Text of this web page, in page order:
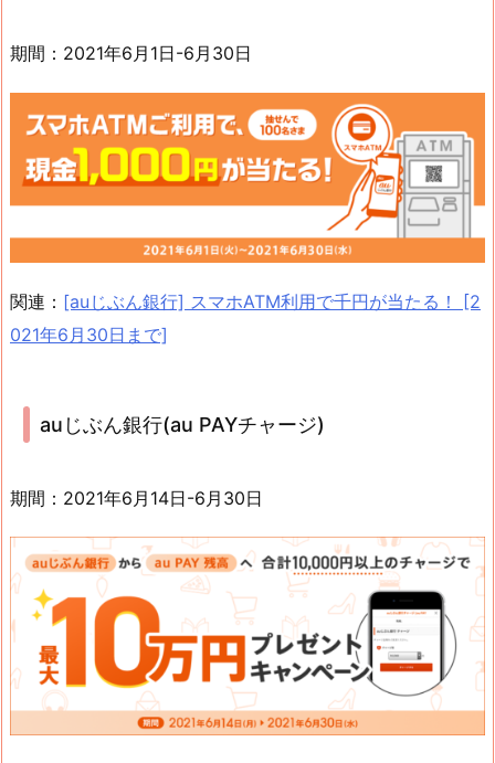
期間：2021年6月1日-6月30日
関連： [auじぶん銀行] スマホATM利用で千円が当たる！ [2
021年6月30日まで]
auじぶん銀行(au PAYチャージ)
期間：2021年6月14日-6月30日